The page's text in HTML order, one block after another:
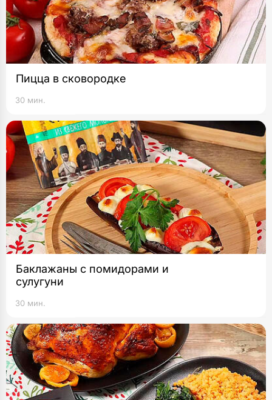
Пицца в сковородке
30 мин.
Баклажаны с помидорами и
сулугуни
30 мин.